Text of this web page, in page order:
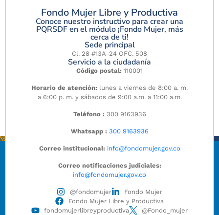
Fondo Mujer Libre y Productiva
Conoce nuestro instructivo para crear una
PQRSDF en el módulo ¡Fondo Mujer, más
cerca de ti!
Sede principal
Cl. 28 #13A-24 OFC. 508
Servicio a la ciudadanía
Código postal: 110001
Horario de atención: lunes a viernes de 8:00 a. m.
a 6:00 p. m. y sábados de 9:00 a.m. a 11:00 a.m.
Teléfono : 300 9163936
Whatsapp : 300 9163936
Correo institucional: info@fondomujer.gov.co
Correo notificaciones judiciales:
info@fondomujer.gov.co
@fondomujer
Fondo Mujer
Fondo Mujer Libre y Productiva
fondomujerlibreyproductiva
@Fondo_mujer